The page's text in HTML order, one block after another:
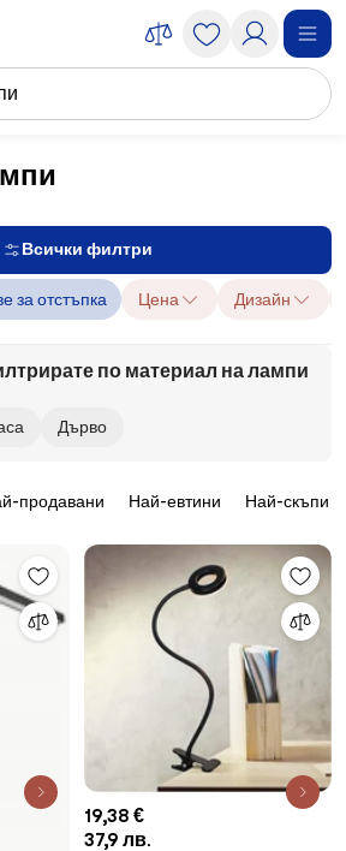
лампи
Всички филтри
за отстъпка Цена Дизайн
по материал на лампи
Дърво
продавани Най-евтини Най-скъпи
19,38 €
37,9 лв.